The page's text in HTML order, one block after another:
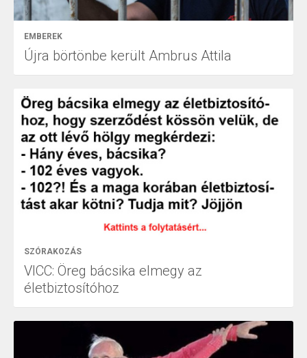
EMBEREK
Újra börtönbe került Ambrus Attila
SZÓRAKOZÁS
VICC: Öreg bácsika elmegy az
életbiztosítóhoz